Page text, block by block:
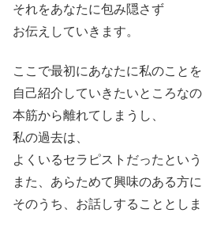
それをあなたに包み隠さず
お伝えしていきます。
ここで最初にあなたに私のことを
自己紹介していきたいところなの
本筋から離れてしまうし、
私の過去は、
よくいるセラピストだったという
また、あらためて興味のある方
そのうち、お話しすることとしま